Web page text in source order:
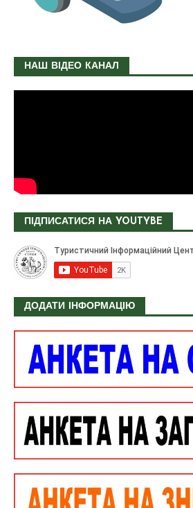
НАШ ВІДЕО КАНАЛ
ПІДПИСАТИСЯ НА YOUTYBE
ДОДАТИ ІНФОРМАЦІЮ